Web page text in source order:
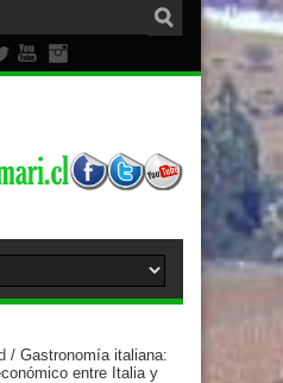
/ Gastronomía italiana:
entre Italia y